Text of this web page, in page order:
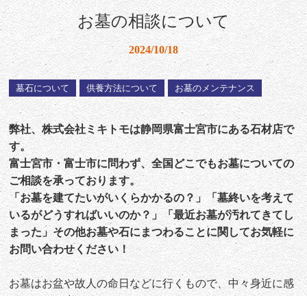
お墓の相談について
2024/10/18
墓石について 供養方法について お墓のメンテナンス
弊社、株式会社ミキトモは静岡県富士宮市にある石材店で
す。
富士宮市・富士市に問わず、全国どこでもお墓についての
ご相談を承っております。
「お墓を建てたいがいくらかかるの？」「墓終いを考えて
いるがどうすればいいのか？」「最近お墓が汚れてきてし
まった」その他お墓や石にまつわることに関してお気軽に
お問い合わせください！
お墓はお盆や故人の命日などに行くもので、中々身近に感